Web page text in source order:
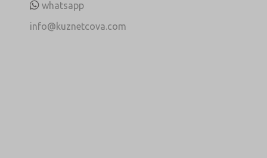
whatsapp
info@kuznetcova.com